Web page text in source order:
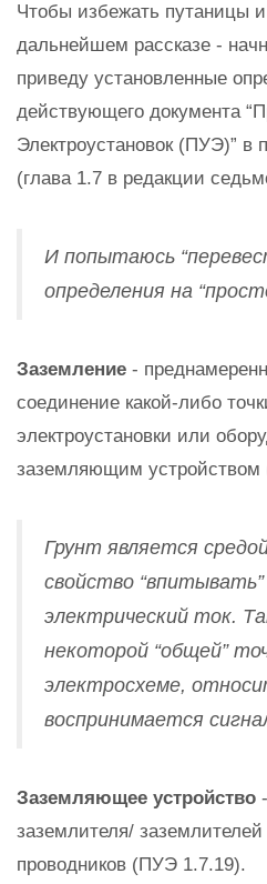
Чтобы избежать путаницы
дальнейшем рассказе -
приведу установленные
действующего документа
Электроустановок (ПУЭ)” в
(глава 1.7 в редакции
И попытаюсь
определения на
Заземление -
соединение какой-либо
электроустановки или
заземляющим
Грунт является
свойство “впитывать”
электрический ток.
некоторой “общей”
электросхеме,
воспринимается
Заземляющее устройство
заземлителя/
проводников (ПУЭ 1.7.19).